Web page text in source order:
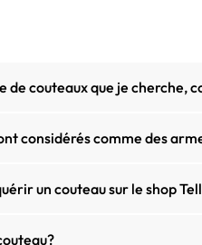
de couteaux que je cherche,
considérés comme des
un couteau sur le shop